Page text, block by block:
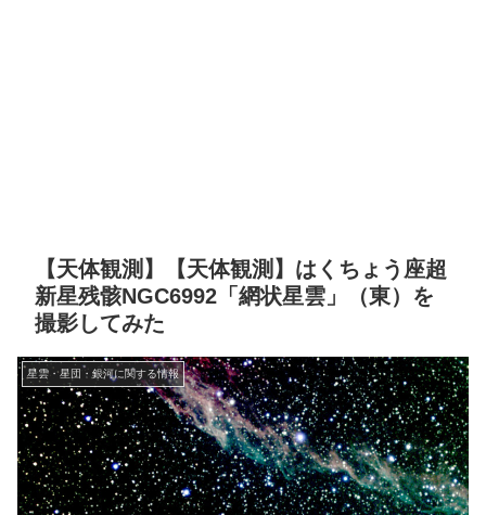
【天体観測】【天体観測】はくちょう座超
新星残骸NGC6992「網状星雲」（東）を
撮影してみた
星雲・星団・銀河に関する情報